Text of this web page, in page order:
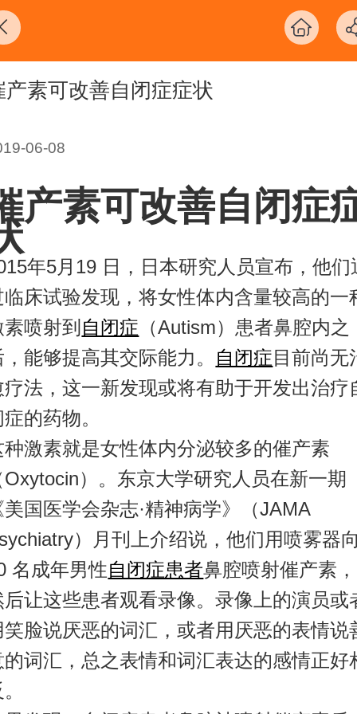
产素可改善自闭症症状
06-08
产素可改善自闭症
年5月19 日，日本研究人员宣布，他们
临床试验发现，将女性体内含量较高的一
素喷射到 自闭症 （Autism）患者鼻腔内之
，能够提高其交际能力。 自闭症 目前尚无
疗法，这一新发现或将有助于开发出治疗
的药物。
种激素就是女性体内分泌较多的催产素
Oxytocin）。东京大学研究人员在新一期
美国医学会杂志·精神病学》（JAMA
）月刊上介绍说，他们用喷雾器向
名成年男性自闭症患者鼻腔喷射催产素，
后让这些患者观看录像。录像上的演员或
笑脸说厌恶的词汇，或者用厌恶的表情说
的词汇，总之表情和词汇表达的感情正好